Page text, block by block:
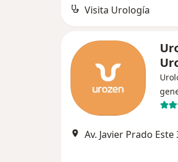
Visita Urología
Av. Javier Prado